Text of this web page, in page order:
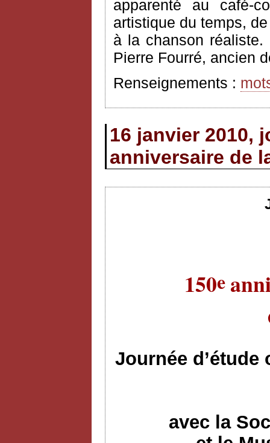
apparenté au café-
artistique du temps,
à la chanson
Pierre Fourré, ancien
Renseignements :
16 janvier 2010,
anniversaire de
150e
Journée
avec la